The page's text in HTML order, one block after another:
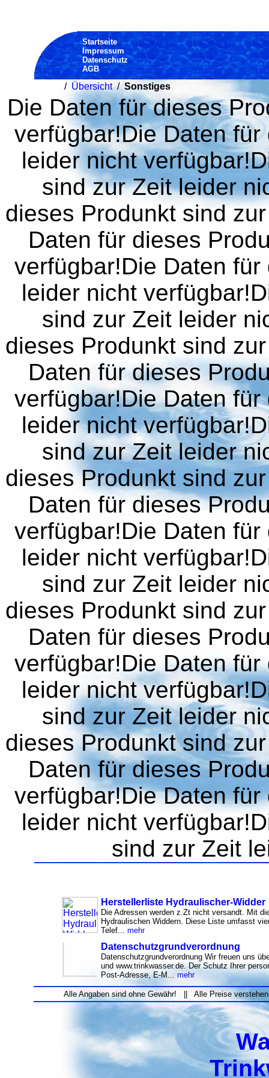
Startseite
Impressum
Datenschutz
AGB
/ Übersicht/ Sonstiges
Die Daten für dieses
verfügbar!Die Daten
leider nicht
sind zur Zeit leider
dieses Produnkt sind
Daten für dieses
verfügbar!Die Daten
leider nicht
sind zur Zeit leider
dieses Produnkt sind
Daten für dieses
verfügbar!Die Daten
leider nicht
sind zur Zeit leider
dieses Produnkt sind
Daten für dieses
verfügbar!Die Daten
leider nicht
sind zur Zeit leider
dieses Produnkt sind
Daten für dieses
verfügbar!Die Daten
leider nicht
sind zur Zeit leider
dieses Produnkt sind
Daten für dieses
verfügbar!Die Daten
leider nicht
sind zur Zeit
Herstellerliste Hydraulischer-Widder
Die Adressen werden z.Zt nicht versandt. Mit
Hydraulischen Widdern. Diese Liste umfasst
Telef... mehr
Datenschutzgrundverordnung
Datenschutzgrundverordnung Wir freuen uns
und www.trinkwasser.de. Der Schutz Ihrer
Post-Adresse, E-M... mehr
Alle Angaben sind ohne Gewähr! || Alle Preise